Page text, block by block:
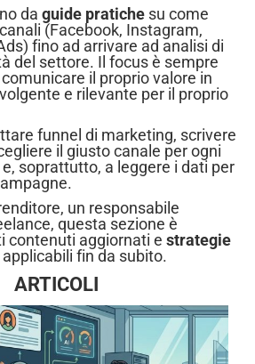
da guide pratiche su come
(Facebook, Instagram,
fino ad arrivare ad analisi di
del settore. Il focus è sempre
il proprio valore in
e rilevante per il proprio
funnel di marketing, scrivere
il giusto canale per ogni
soprattutto, a leggere i dati per
un responsabile
questa sezione è
contenuti aggiornati e strategie
applicabili fin da subito.
ARTICOLI